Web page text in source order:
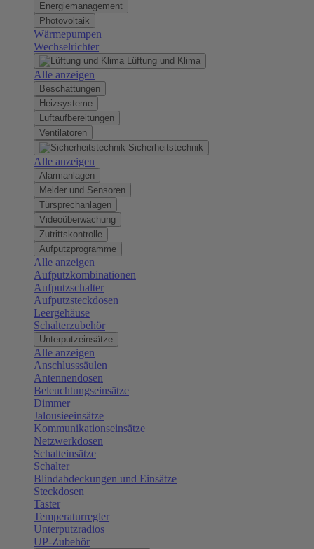
Energiemanagement
Photovoltaik
Wärmepumpen
Wechselrichter
Lüftung und Klima
Alle anzeigen
Beschattungen
Heizsysteme
Luftaufbereitungen
Ventilatoren
Sicherheitstechnik
Alle anzeigen
Alarmanlagen
Melder und Sensoren
Türsprechanlagen
Videoüberwachung
Zutrittskontrolle
Aufputzprogramme
Alle anzeigen
Aufputzkombinationen
Aufputzschalter
Aufputzsteckdosen
Leergehäuse
Schalterzubehör
Unterputzeinsätze
Alle anzeigen
Anschlusssäulen
Antennendosen
Beleuchtungseinsätze
Dimmer
Jalousieeinsätze
Kommunikationseinsätze
Netzwerkdosen
Schalteinsätze
Schalter
Blindabdeckungen und Einsätze
Steckdosen
Taster
Temperaturregler
Unterputzradios
UP-Zubehör